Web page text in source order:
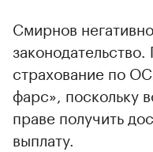
Смирнов
страхование по
фарс», поскольку
праве получить
выплату.